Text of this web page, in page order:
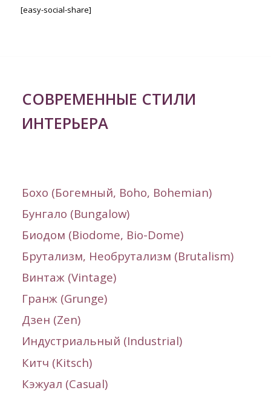
[easy-social-share]
СОВРЕМЕННЫЕ СТИЛИ
ИНТЕРЬЕРА
Бохо (Богемный, Boho, Bohemian)
Бунгало (Bungalow)
Биодом (Biodome, Bio-Dome)
Брутализм, Необрутализм (Brutalism)
Винтаж (Vintage)
Гранж (Grunge)
Дзен (Zen)
Индустриальный (Industrial)
Китч (Kitsch)
Кэжуал (Casual)